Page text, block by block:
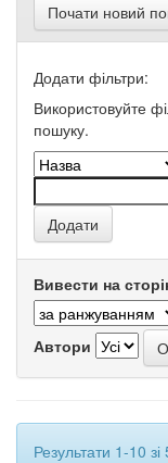
Почати новий
Додати фільтри:
Використовуйте
пошуку.
Вивести на
Автори
Результати 1-10 зі